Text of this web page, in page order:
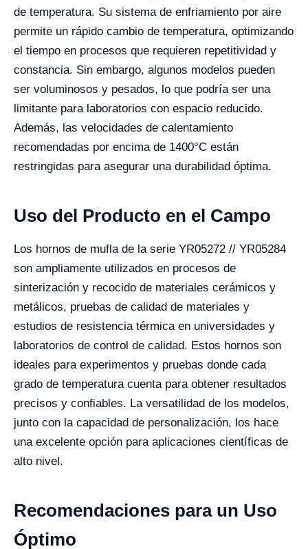
de temperatura. Su sistema de enfriamiento por aire
permite un rápido cambio de temperatura, optimizando
el tiempo en procesos que requieren repetitividad y
constancia. Sin embargo, algunos modelos pueden
ser voluminosos y pesados, lo que podría ser una
limitante para laboratorios con espacio reducido.
Además, las velocidades de calentamiento
recomendadas por encima de 1400°C están
restringidas para asegurar una durabilidad óptima.
Uso del Producto en el Campo
Los hornos de mufla de la serie YR05272 // YR05284
son ampliamente utilizados en procesos de
sinterización y recocido de materiales cerámicos y
metálicos, pruebas de calidad de materiales y
estudios de resistencia térmica en universidades y
laboratorios de control de calidad. Estos hornos son
ideales para experimentos y pruebas donde cada
grado de temperatura cuenta para obtener resultados
precisos y confiables. La versatilidad de los modelos,
junto con la capacidad de personalización, los hace
una excelente opción para aplicaciones científicas de
alto nivel.
Recomendaciones para un Uso
Óptimo